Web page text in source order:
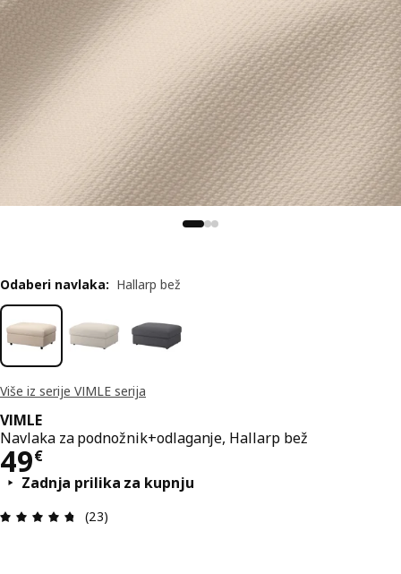
Više iz serije VIMLE serija
VIMLE
Navlaka za podnožnik+odlaganje, Hallarp bež
49€
Cijena 49€
Zadnja prilika za kupnju
Ocjena i recenzija: 4.7 od 5 zvjezdica. Ukupno
(23)
Odaberi navlaka: Hallarp bež